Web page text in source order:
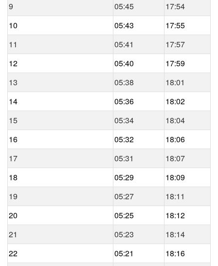
9
05:45
17:54
10
05:43
17:55
11
05:41
17:57
12
05:40
17:59
13
05:38
18:01
14
05:36
18:02
15
05:34
18:04
16
05:32
18:06
17
05:31
18:07
18
05:29
18:09
19
05:27
18:11
20
05:25
18:12
21
05:23
18:14
22
05:21
18:16